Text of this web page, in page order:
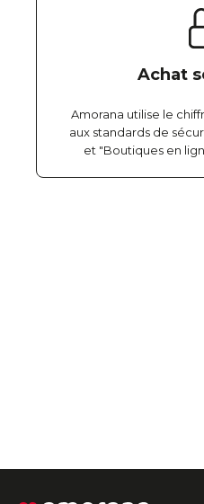
Achat
Amorana utilise le
aux standards de
et "Boutiques en